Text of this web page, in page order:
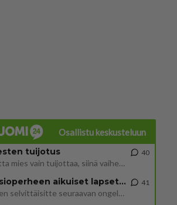
Osallistu keskusteluun
tuijotus
Mutta mies vain tuijottaa, siinä vaiheessa käännän itse pään pois. Mikä juttu? Yleensä jos joku tuijottaa tai katsoo, hä
40
Uusioperheen aikuiset lapset tyhjentää jääkaapin käydessään
Miten selvittäisitte seuraavan ongelman, meillä on uusioperhe, minulla teini-ikäiset lapset ja puolisolla aikuiset, jotk
41